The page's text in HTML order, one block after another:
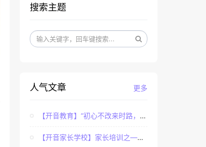
搜索主题
更多
人气文章
【开音教育】“初心不改来时路，牢记使命永担当”——...
【开音家长学校】家长培训之——亲子课程中家长如何辅...